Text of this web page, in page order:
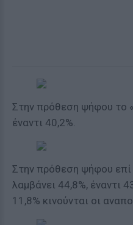
Στην πρόθεση ψήφου το
έναντι 40,2%.
Στην πρόθεση ψήφου
λαμβάνει 44,8%, έναντι
11,8% κινούνται οι